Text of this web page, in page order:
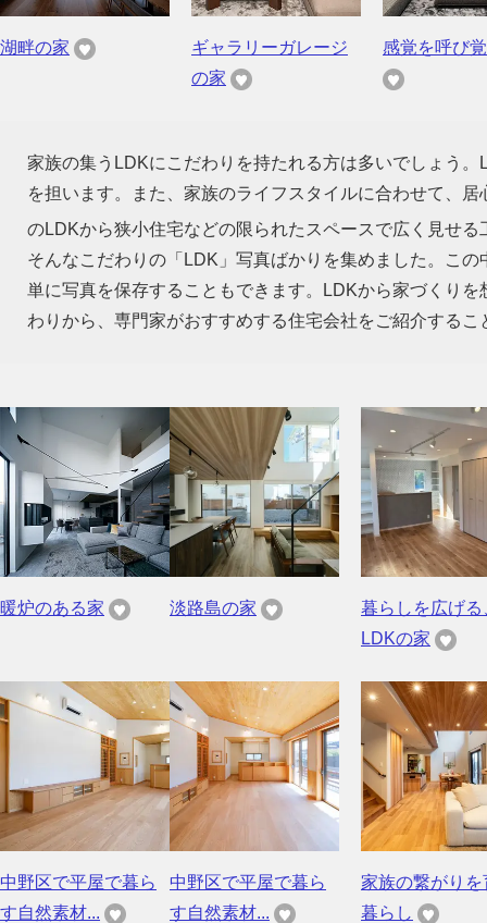
湖畔の家
ギャラリーガレージ
の家
感覚を呼び
家族の集うLDKにこだわりを持たれる方は多いでしょう
を担います。また、家族のライフスタイルに合わせて、
のLDKから狭小住宅などの限られたスペースで広く見せ
そんなこだわりの「LDK」写真ばかりを集めました。こ
単に写真を保存することもできます。LDKから家づくり
わりから、専門家がおすすめする住宅会社をご紹介するこ
暖炉のある家 淡路島の家
暮らしを広げる
LDKの家
中野区で平屋で暮ら
す自然素材...
中野区で平屋で暮ら
す自然素材...
家族の繋がりを
暮らし